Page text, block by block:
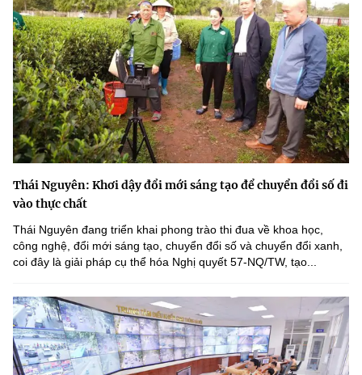
Thái Nguyên: Khơi dậy đổi mới sáng tạo để chuyển đổi số đi
vào thực chất
Thái Nguyên đang triển khai phong trào thi đua về khoa học,
công nghệ, đổi mới sáng tạo, chuyển đổi số và chuyển đổi xanh,
coi đây là giải pháp cụ thể hóa Nghị quyết 57-NQ/TW, tạo...